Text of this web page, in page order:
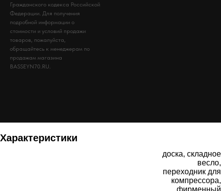
Гражданского кодекса Российской
Федерации. Для получения
подробной информации о
стоимости и условий продажи
товаров, пожалуйста,
обращайтесь к менеджерам по
продажам магазина
BASSEYN70.RU.
Характеристики
доска, складное
весло,
переходник для
компрессора,
фирменный